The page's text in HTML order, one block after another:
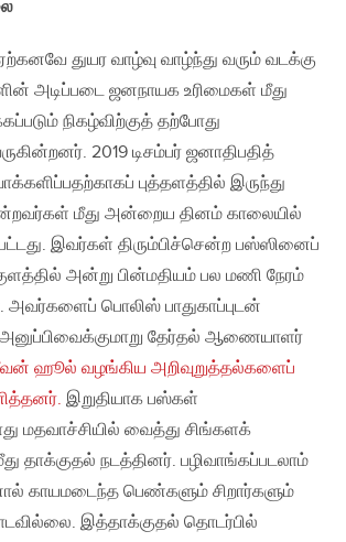
துயர வாழ்வு வாழ்ந்து வரும் வடக்கு
அடிப்படை ஜனநாயக உரிமைகள் மீது
நிகழ்விற்குத் தற்போது
2019 டிசம்பர் ஜனாதிபதித்
புத்தளத்தில் இருந்து
மீது அன்றைய தினம் காலையில்
இவர்கள் திரும்பிச்சென்ற பஸ்ஸினைப்
அன்று பின்மதியம் பல மணி நேரம்
பொலிஸ் பாதுகாப்புடன்
அனுப்பிவைக்குமாறு தேர்தல் ஆணையாளர்
ஹூல் வழங்கிய அறிவுறுத்தல்களைப்
இறுதியாக பஸ்கள்
மதவாச்சியில் வைத்து சிங்களக்
தாக்குதல் நடத்தினர். பழிவாங்கப்படலாம்
காயமடைந்த பெண்களும் சிறார்களும்
இத்தாக்குதல் தொடர்பில்